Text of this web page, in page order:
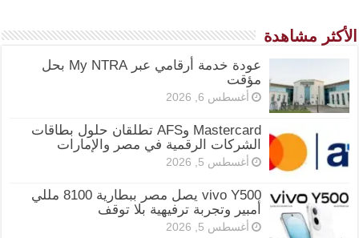
الأكثر مشاهدة
عودة خدمة أرقامي عبر My NTRA بحل
مؤقت
أغسطس 6, 2026
Mastercard وAFS تطلقان حلول بطاقات
الشركات الرقمية في مصر والإمارات
أغسطس 5, 2026
vivo Y500 يصل مصر ببطارية 8100 مللي
أمبير وتجربة ترفيهية بلا توقف
أغسطس 5, 2026